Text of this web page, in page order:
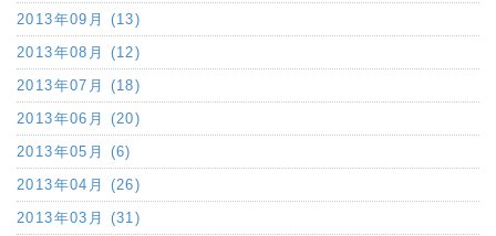
2013年09月 (13)
2013年08月 (12)
2013年07月 (18)
2013年06月 (20)
2013年05月 (6)
2013年04月 (26)
2013年03月 (31)